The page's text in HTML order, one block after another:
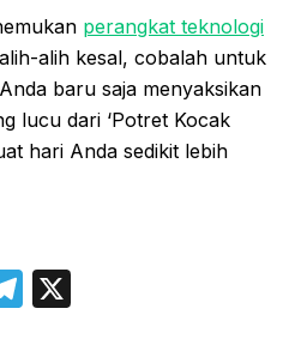
perangkat teknologi
alih kesal, cobalah untuk
baru saja menyaksikan
lucu dari ‘Potret Kocak
hari Anda sedikit lebih
T